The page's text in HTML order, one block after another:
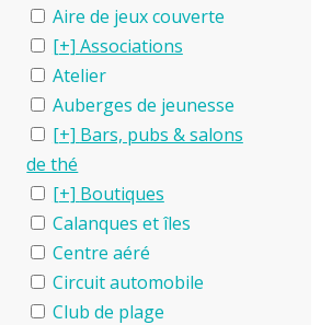
Aire de jeux couverte
Associations
Atelier
Auberges de jeunesse
Bars, pubs & salons
de thé
Boutiques
Calanques et îles
Centre aéré
Circuit automobile
Club de plage